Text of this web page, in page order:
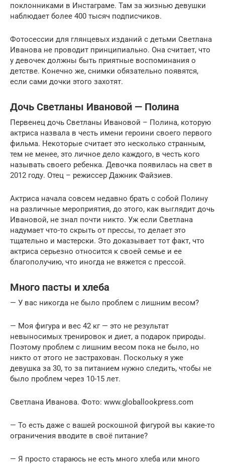
поклонниками в Инстаграме. Там за жизнью девушки
наблюдает более 400 тысяч подписчиков.
Фотосессии для глянцевых изданий с детьми Светлана
Иванова не проводит принципиально. Она считает, что
у девочек должны быть приятные воспоминания о
детстве. Конечно же, снимки обязательно появятся,
если сами дочки этого захотят.
Дочь Светланы Ивановой — Полина
Первенец дочь Светланы Ивановой – Полина, которую
актриса назвала в честь имени героини своего первого
фильма. Некоторые считает это несколько странным,
тем не менее, это личное дело каждого, в честь кого
называть своего ребенка. Девочка появилась на свет в
2012 году. Отец – режиссер Дажник Файзиев.
Актриса начала совсем недавно брать с собой Полину
на различные мероприятия, до этого, как выглядит дочь
Ивановой, не знал почти никто. Уж если Светлана
надумает что-то скрыть от прессы, то делает это
тщательно и мастерски. Это доказывает тот факт, что
актриса серьезно относится к своей семье и ее
благополучию, что иногда не вяжется с прессой.
Много пасты и хлеба
— У вас никогда не было проблем с лишним весом?
— Моя фигура и вес 42 кг — это не результат
невыносимых тренировок и диет, а подарок природы.
Поэтому проблем с лишним весом пока не было, но
никто от этого не застрахован. Поскольку я уже
девушка за 30, то за питанием нужно следить, чтобы не
было проблем через 10-15 лет.
Светлана Иванова. Фото: www.globallookpress.com
— То есть даже с вашей роскошной фигурой вы какие-то
ограничения вводите в своё питание?
— Я просто стараюсь не есть много хлеба или много